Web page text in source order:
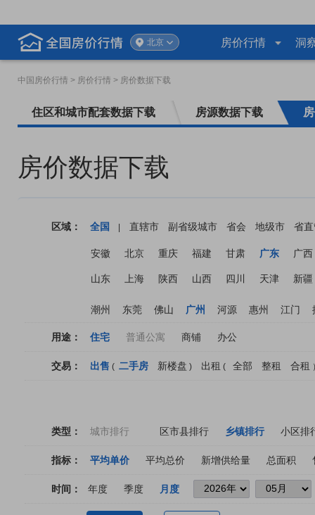
北京 房价行情 洞
中国房价行情 > 房价行情 > 房价数据下载
住区和城市配套数据下载 房源数据下载
房价数据下载
区域： 全国 直辖市 副省级城市 省会 地级市 省
安徽 北京 重庆 福建 甘肃 广东 广西
山东 上海 陕西 山西 四川 天津 新疆
潮州 东莞 佛山 广州 河源 惠州 江门
用途： 住宅 普通公寓 商铺 办公
交易： 出售 ( 二手房 新楼盘 ) 出租 ( 全部 整租 合租
类型： 城市排行 区市县排行 乡镇排行 小区排
指标： 平均单价 平均总价 新增供给量 总面积
时间： 年度 季度 月度